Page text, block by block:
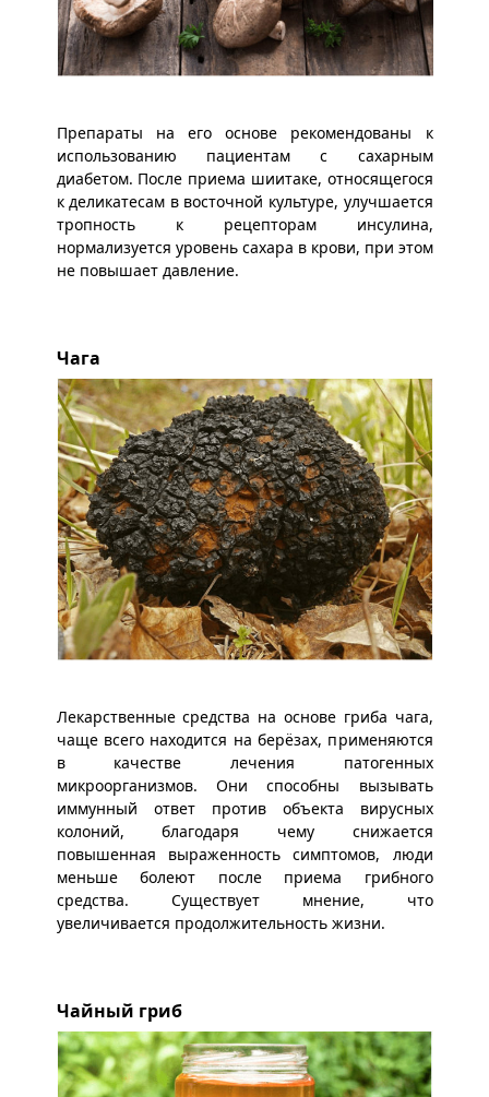
Препараты на его основе рекомендованы к
использованию пациентам с сахарным
диабетом. После приема шиитаке, относящегося
к деликатесам в восточной культуре, улучшается
тропность к рецепторам инсулина,
нормализуется уровень сахара в крови, при этом
не повышает давление.
Чага
Лекарственные средства на основе гриба чага,
чаще всего находится на берёзах, применяются
в качестве лечения патогенных
микроорганизмов. Они способны вызывать
иммунный ответ против объекта вирусных
колоний, благодаря чему снижается
повышенная выраженность симптомов, люди
меньше болеют после приема грибного
средства. Существует мнение, что
увеличивается продолжительность жизни.
Чайный гриб